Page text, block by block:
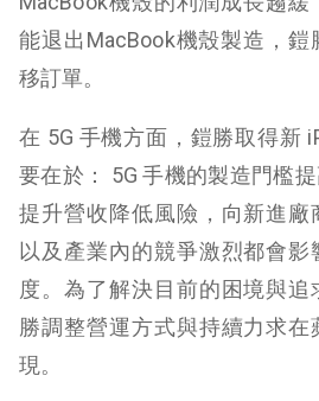
能退出MacBook機殼製造，
移訂單。
在 5G 手機方面，鎧勝取得新
要在於： 5G 手機的製造門檻
提升營收降低風險，向新進廠
以及產業內的競爭激烈都會
度。為了解決目前的困境與
勝調整營運方式與持續力求
現。